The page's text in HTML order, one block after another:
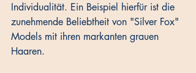
Individualität. Ein Beispiel hierfür ist die
zunehmende Beliebtheit von "Silver Fox"
Models mit ihren markanten grauen
Haaren.